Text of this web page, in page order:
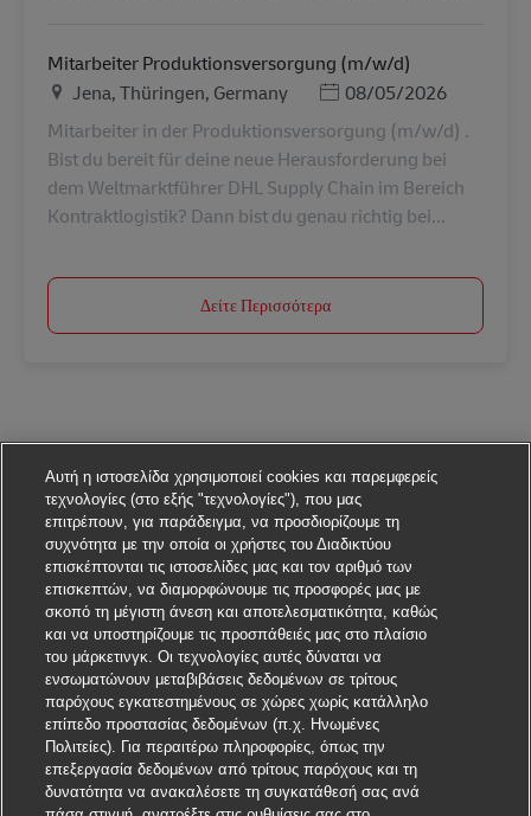
Mitarbeiter Produktionsversorgung (m/w/d)
Τοποθεσία
Jena, Thüringen, Germany Ημερομηνία Ανάρτησης
08/05/2026
Mitarbeiter in der Produktionsversorgung (m/w/d) .
Bist du bereit für deine neue Herausforderung bei
dem Weltmarktführer DHL Supply Chain im Bereich
Kontraktlogistik? Dann bist du genau richtig bei...
Δείτε Περισσότερα
Αυτή η ιστοσελίδα χρησιμοποιεί cookies και παρεμφερείς
τεχνολογίες (στο εξής "τεχνολογίες"), που μας
επιτρέπουν, για παράδειγμα, να προσδιορίζουμε τη
συχνότητα με την οποία οι χρήστες του Διαδικτύου
επισκέπτονται τις ιστοσελίδες μας και τον αριθμό των
επισκεπτών, να διαμορφώνουμε τις προσφορές μας με
σκοπό τη μέγιστη άνεση και αποτελεσματικότητα, καθώς
και να υποστηρίζουμε τις προσπάθειές μας στο πλαίσιο
του μάρκετινγκ. Οι τεχνολογίες αυτές δύναται να
ενσωματώνουν μεταβιβάσεις δεδομένων σε τρίτους
παρόχους εγκατεστημένους σε χώρες χωρίς κατάλληλο
επίπεδο προστασίας δεδομένων (π.χ. Ηνωμένες
Πολιτείες). Για περαιτέρω πληροφορίες, όπως την
επεξεργασία δεδομένων από τρίτους παρόχους και τη
δυνατότητα να ανακαλέσετε τη συγκατάθεσή σας ανά